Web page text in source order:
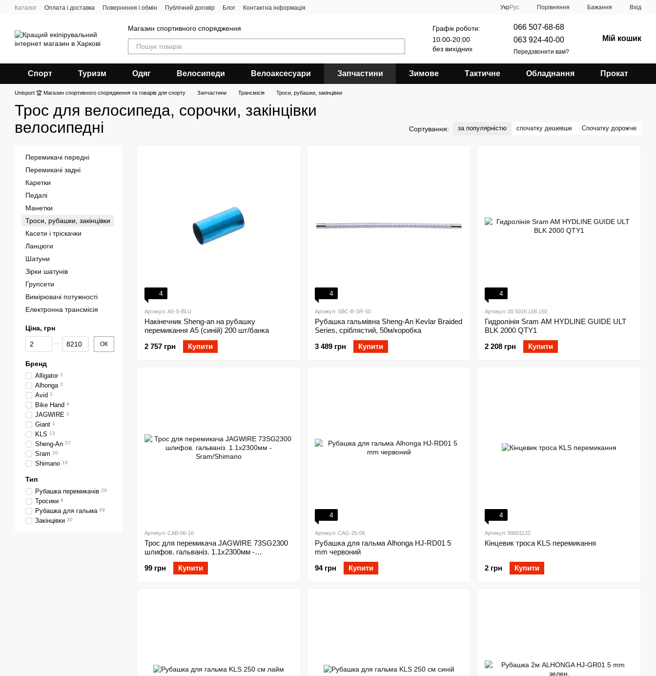
Перейти до основного контенту
Каталог Оплата і доставка Повернення і обмін Публічний договір Блог Контактна інформація УкрРус Порівняння Бажання Вхід
Магазин спортивного спорядження
Графік роботи:
10:00-20:00
без вихідних
066 507-68-68
063 924-40-00
Передзвонити вам?
Мій кошик
Спорт Туризм Одяг Велосипеди Велоаксесуари Запчастини Зимове Тактичне Обладнання Прокат
Unisport 🏆 Магазин спортивного спорядження та товарів для спорту Запчастини Трансмісія Троси, рубашки, закінцівки
Трос для велосипеда, сорочки, закінцівки
велосипедні
Сортування: за популярністю спочатку дешевше Спочатку дорожче
4
Артикул: A5-S-BLU
Накінечник Sheng-an на рубашку
перемикання A5 (синій) 200 шт/банка
2 757 грн
Купити
4
Артикул: SBC-B-SR-50
Рубашка гальмівна Sheng-An Kevlar Braided
Series, сріблястий, 50м/коробка
3 489 грн
Купити
4
Артикул: 00.5016.168.150
Гидролінія Sram AM HYDLINE GUIDE ULT
BLK 2000 QTY1
2 208 грн
Купити
Артикул: CAB-06-16
Трос для перемикача JAGWIRE 73SG2300
шлифов. гальваніз. 1.1х2300мм -
Sram/Shimano
99 грн
Купити
4
Артикул: CAG-25-06
Рубашка для гальма Alhonga HJ-RD01 5
mm червоний
94 грн
Купити
4
Артикул: 99001132
Кінцевик троса KLS перемикання
2 грн Купити
Перемикачі передні
Перемикачі задні
Каретки
Педалі
Манетки
Троси, рубашки, закінцівки
Касети і тріскачки
Ланцюги
Шатуни
Зірки шатунів
Групсети
Вимірювачі потужності
Електронна трансмісія
Ціна, грн
Від Ціна, грн
До Ціна, грн ОК
Бренд
Alligator 2
Alhonga 3
Avid 2
Bike Hand 4
JAGWIRE 1
Giant 1
KLS 13
Sheng-An 57
Sram 20
Shimano 18
Тип
Рубашка перемикачів 29
Тросики 8
Рубашка для гальма 49
Закінцівки 30